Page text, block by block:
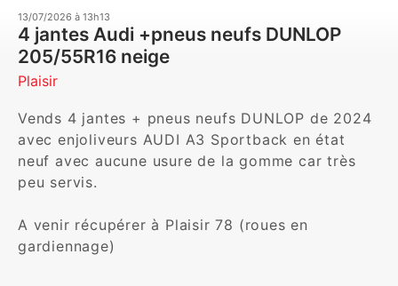
13/07/2026 à 13h13
4 jantes Audi +pneus neufs DUNLOP
205/55R16 neige
Plaisir
Vends 4 jantes + pneus neufs DUNLOP de 2024
avec enjoliveurs AUDI A3 Sportback en état
neuf avec aucune usure de la gomme car très
peu servis.
A venir récupérer à Plaisir 78 (roues en
gardiennage)